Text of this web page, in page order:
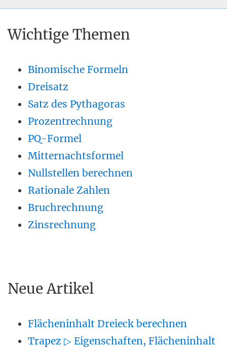
Wichtige Themen
Binomische Formeln
Dreisatz
Satz des Pythagoras
Prozentrechnung
PQ-Formel
Mitternachtsformel
Nullstellen berechnen
Rationale Zahlen
Bruchrechnung
Zinsrechnung
Neue Artikel
Flächeninhalt Dreieck berechnen
Trapez ▷ Eigenschaften, Flächeninhalt